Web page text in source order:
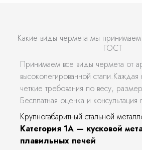
Какие виды чермета мы принимаем
ГОСТ
Принимаем все виды чермета от
высоколегированной стали.Каждая
четкие требования по весу,
Бесплатная оценка и консультация
Крупногабаритный стальной
Категория 1А — кусковой
плавильных печей